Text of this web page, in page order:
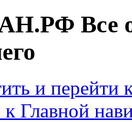
Все
и перейти
Главной